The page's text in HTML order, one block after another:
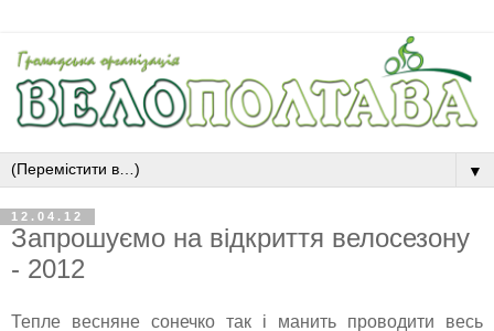
▼
12.04.12
Запрошуємо на відкриття велосезону
- 2012
Тепле весняне сонечко так і манить проводити весь